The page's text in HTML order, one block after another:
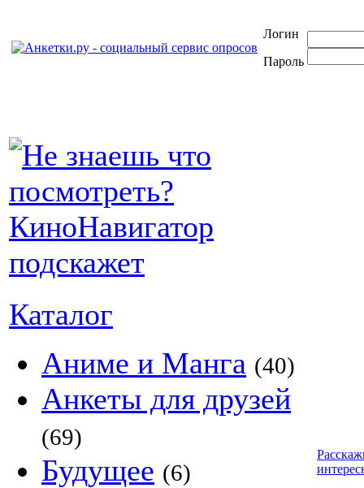
Логин
Пароль
Каталог
Аниме и Манга (40)
Анкеты для друзей
(69)
Будущее (6)